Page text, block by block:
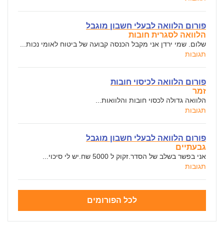
פורום הלוואה לבעלי חשבון מוגבל
הלוואה לסגרית חובות
שלום. שמי ירדן אני מקבל הכנסה קבועה של ביטוח לאומי נכות...
תגובות
פורום הלוואה לכיסוי חובות
זמר
הלוואה גדולה לכסוי חובות והלוואות...
תגובות
פורום הלוואה לבעלי חשבון מוגבל
גבעתיים
אני בפשר בשלב של הסדר.זקוק ל 5000 שח.יש לי סיכוי...
תגובות
לכל הפורומים